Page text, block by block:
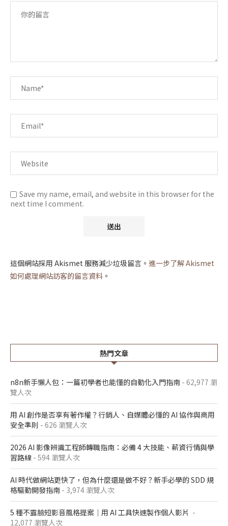
Save my name, email, and website in this browser for the
next time I comment.
這個網站採用 Akismet 服務減少垃圾留言。 進一步了解 Akismet
如何處理網站訪客的留言資料 。
熱門文章
n8n新手懶人包：一篇初學者也能懂的自動化入門指南 - 62,977 瀏
覽人次
用 AI 創作是否享有著作權？行銷人、自媒體必懂的 AI 協作與商用
安全準則 - 626 瀏覽人次
2026 AI 影像辨識工程師轉職指南：必備 4 大技能、薪資行情與學
習路線 - 594 瀏覽人次
AI 時代做網站更快了，但為什麼還是做不好？新手必學的 SDD 規
格驅動開發指南 - 3,974 瀏覽人次
5 種不露臉短影音風格提案｜用 AI 工具快速製作個人影片 -
12,077 瀏覽人次